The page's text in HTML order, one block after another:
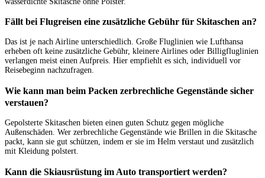
Fällt bei Flugreisen eine zusätzliche Gebühr für Skitaschen an?
Das ist je nach Airline unterschiedlich. Große Fluglinien wie Lufthansa
erheben oft keine zusätzliche Gebühr, kleinere Airlines oder Billigfluglinien
verlangen meist einen Aufpreis. Hier empfiehlt es sich, individuell vor
Reisebeginn nachzufragen.
Wie kann man beim Packen zerbrechliche Gegenstände sicher
verstauen?
Gepolsterte Skitaschen bieten einen guten Schutz gegen mögliche
Außenschäden. Wer zerbrechliche Gegenstände wie Brillen in die Skitasche
packt, kann sie gut schützen, indem er sie im Helm verstaut und zusätzlich
mit Kleidung polstert.
Kann die Skiausrüstung im Auto transportiert werden?